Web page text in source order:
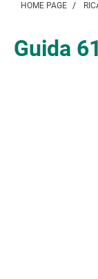
HOME PAGE
Guida